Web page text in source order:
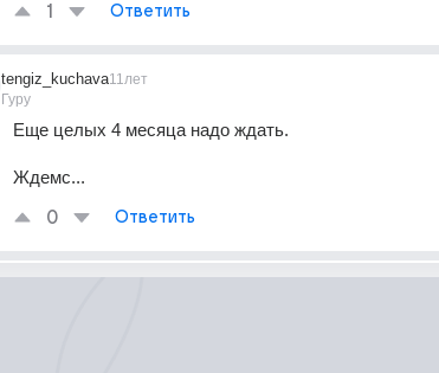
1 Ответить
tengiz_kuchava
Гуру
11лет
Еще целых 4 месяца надо ждать.
Ждемс...
0 Ответить